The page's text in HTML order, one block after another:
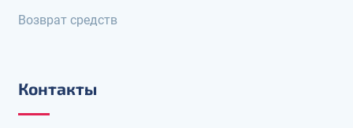
Возврат средств
Контакты